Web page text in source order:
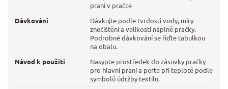
praní v pračce
Dávkování
Dávkujte podle tvrdosti vody, míry
znečištění a velikosti náplně pračky.
Podrobné dávkování se řiďte tabulkou
na obalu.
Návod k použití
Nasypte prostředek do zásuvky pračky
pro hlavní praní a perte při teplotě podle
symbolů údržby textilu.